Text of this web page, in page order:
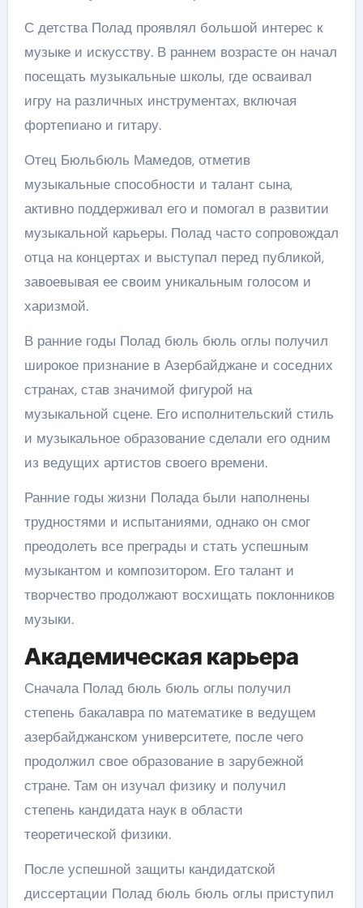
С детства Полад проявлял большой интерес к
музыке и искусству. В раннем возрасте он начал
посещать музыкальные школы, где осваивал
игру на различных инструментах, включая
фортепиано и гитару.
Отец Бюльбюль Мамедов, отметив
музыкальные способности и талант сына,
активно поддерживал его и помогал в развитии
музыкальной карьеры. Полад часто сопровождал
отца на концертах и выступал перед публикой,
завоевывая ее своим уникальным голосом и
харизмой.
В ранние годы Полад бюль бюль оглы получил
широкое признание в Азербайджане и соседних
странах, став значимой фигурой на
музыкальной сцене. Его исполнительский стиль
и музыкальное образование сделали его одним
из ведущих артистов своего времени.
Ранние годы жизни Полада были наполнены
трудностями и испытаниями, однако он смог
преодолеть все преграды и стать успешным
музыкантом и композитором. Его талант и
творчество продолжают восхищать поклонников
музыки.
Академическая карьера
Сначала Полад бюль бюль оглы получил
степень бакалавра по математике в ведущем
азербайджанском университете, после чего
продолжил свое образование в зарубежной
стране. Там он изучал физику и получил
степень кандидата наук в области
теоретической физики.
После успешной защиты кандидатской
диссертации Полад бюль бюль оглы приступил